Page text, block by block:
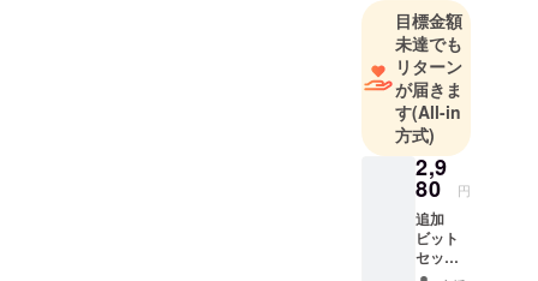
化にできる
ため、クラ
ウドファン
ディングで
資金調達を
行います。
「やるなら
一番いい商
品を提供す
る」という
目標金額
未達でも
リターン
が届きま
す(All-in
方式)
2,9
80 円
追加
ビット
セット
と万能